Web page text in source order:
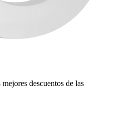
descuentos de las